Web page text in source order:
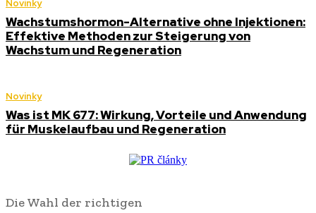
Novinky
Wachstumshormon-Alternative ohne Injektionen:
Effektive Methoden zur Steigerung von
Wachstum und Regeneration
Novinky
Was ist MK 677: Wirkung, Vorteile und Anwendung
für Muskelaufbau und Regeneration
Die Wahl der richtigen